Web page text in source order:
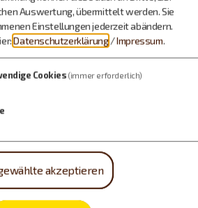
& Trinken
Auswertung, übermittelt werden. Sie
Einstellungen jederzeit abändern.
Datenschutzerklärung /Impressum.
Cookies (immer erforderlich)
akzeptieren